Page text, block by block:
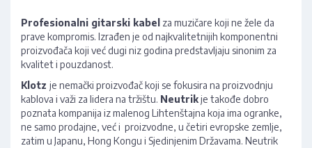
Profesionalni gitarski kabel za muzičare koji ne žele da
prave kompromis. Izrađen je od najkvalitetnijih komponentni
proizvođača koji već dugi niz godina predstavljaju sinonim za
kvalitet i pouzdanost.
Klotz je nemački proizvođač koji se fokusira na proizvodnju
kablova i važi za lidera na tržištu. Neutrikje takođe dobro
poznata kompanija iz malenog Lihtenštajna koja ima ogranke,
ne samo prodajne, već i proizvodne, u četiri evropske zemlje,
zatim u Japanu, Hong Kongu i Sjedinjenim Državama. Neutrik